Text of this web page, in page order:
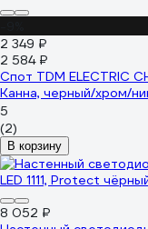
2 349 ₽
2 584 ₽
Спот TDM ELECTRIC
Канна, черный/хром/
5
(2)
В корзину
8 052 ₽